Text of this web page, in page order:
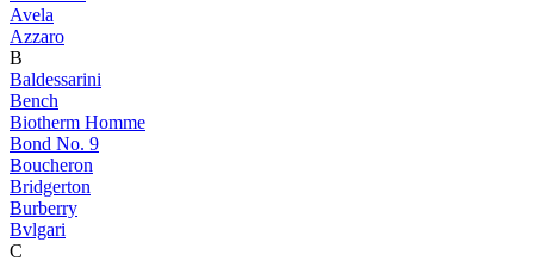
Avela
Azzaro
B
Baldessarini
Bench
Biotherm Homme
Bond No. 9
Boucheron
Bridgerton
Burberry
Bvlgari
C